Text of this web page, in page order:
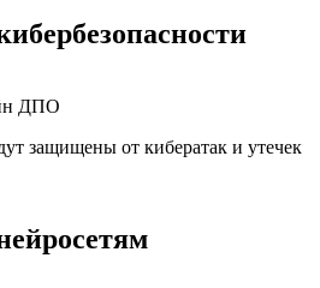
ДПО
защищены от кибератак и утечек